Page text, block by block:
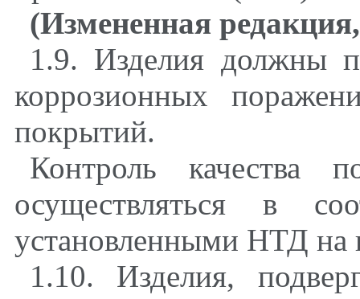
(Измененная
1.9. Изделия должны
коррозионных
покрытий.
Контроль качества
осуществляться в
установленными НТД на
1.10. Изделия,